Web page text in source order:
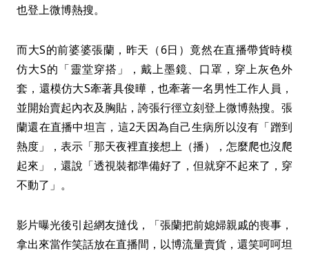
也登上微博熱搜。
而大S的前婆婆張蘭，昨天（6日）竟然在直播帶貨時模
仿大S的「靈堂穿搭」，戴上墨鏡、口罩，穿上灰色外
套，還模仿大S牽著具俊曄，也牽著一名男性工作人員，
並開始賣起內衣及胸貼，誇張行徑立刻登上微博熱搜。張
蘭還在直播中坦言，這2天因為自己生病所以沒有「蹭到
熱度」，表示「那天夜裡直接想上（播），怎麼爬也沒爬
起來」，還說「透視裝都準備好了，但就穿不起來了，穿
不動了」。
影片曝光後引起網友撻伐，「張蘭把前媳婦親戚的喪事，
拿出來當作笑話放在直播間，以博流量賣貨，還笑呵呵坦